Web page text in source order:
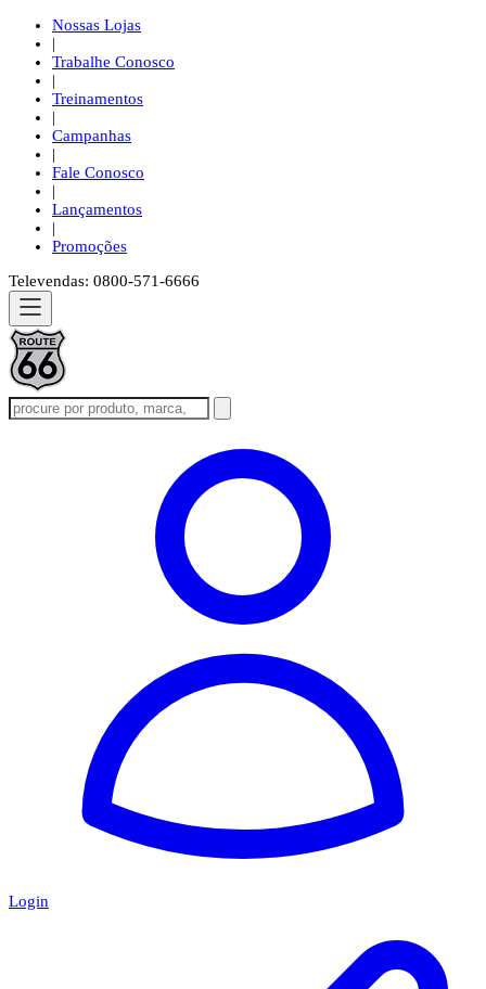
Nossas Lojas
|
Trabalhe Conosco
|
Treinamentos
|
Campanhas
|
Fale Conosco
|
Lançamentos
|
Promoções
Televendas: 0800-571-6666
Login